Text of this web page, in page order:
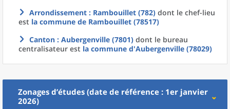
Arrondissement : Rambouillet (782) dont le chef-lieu
est la commune de Rambouillet (78517)
Canton : Aubergenville (7801) dont le bureau
centralisateur est la commune d'Aubergenville (78029)
Zonages d’études (date de référence : 1er janvier
2026)